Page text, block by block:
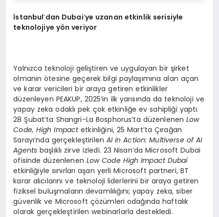
İstanbul’dan Dubai’ye uzanan etkinlik serisiyle
teknolojiye yön veriyor
Yalnızca teknoloji geliştiren ve uygulayan bir şirket
olmanın ötesine geçerek bilgi paylaşımına alan açan
ve karar vericileri bir araya getiren etkinlikler
düzenleyen PEAKUP, 2025’in ilk yarısında da teknoloji ve
yapay zeka odaklı pek çok etkinliğe ev sahipliği yaptı.
28 Şubat’ta Shangri-La Bosphorus’ta düzenlenenLow
Code, High Impactetkinliğini, 25 Mart’ta Çırağan
Sarayı’nda gerçekleştirilen AI in Action: Multiverse of AI
Agents başlıklı zirve izledi. 23 Nisan’da Microsoft Dubai
ofisinde düzenlenen Low Code High Impact Dubai
etkinliğiyle sınırları aşan yerli Microsoft partneri, BT
karar alıcılarını ve teknoloji liderlerini bir araya getiren
fiziksel buluşmaların devamlılığını; yapay zeka, siber
güvenlik ve Microsoft çözümleri odağında haftalık
olarak gerçekleştirilen webinarlarla destekledi.